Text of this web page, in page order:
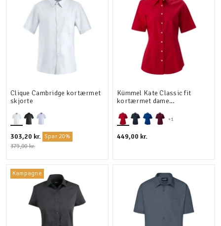
Clique Cambridge kortærmet
skjorte
303,20 kr. Spar 20%
379,00 kr.
+1
Kümmel Kate Classic fit
kortærmet dame
449,00 kr.
Kampagne